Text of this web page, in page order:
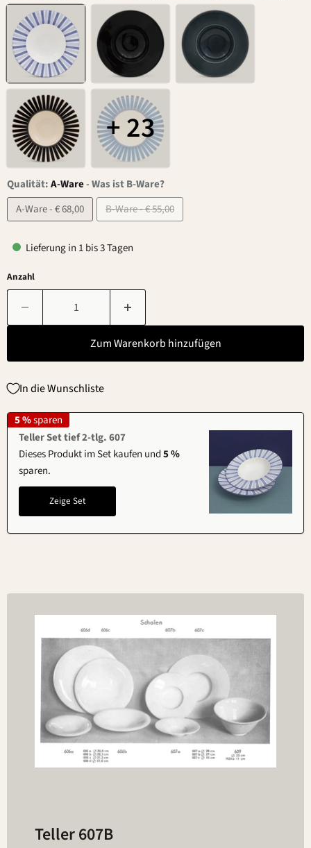
+ 23
Qualität:A-Ware-Was ist B-Ware?
A-Ware - € 68,00
B-Ware - € 55,00
Lieferung in 1 bis 3 Tagen
Anzahl
Zum Warenkorb hinzufügen
In die Wunschliste
Teller Set tief 2-tlg. 607
Dieses Produkt im Set kaufen und5 %
sparen.
Zeige Set
5 %sparen
Teller 607B